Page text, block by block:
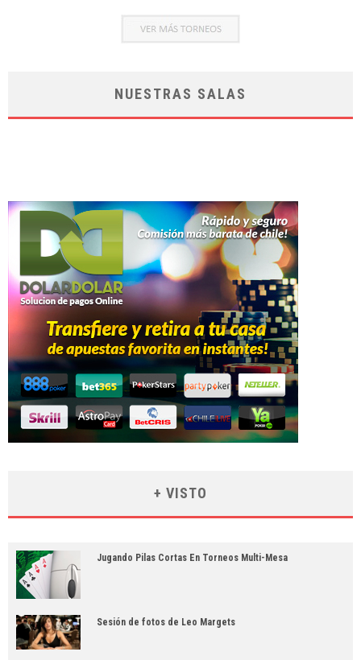
NUESTRAS SALAS
+ VISTO
Jugando Pilas Cortas En Torneos Multi-Mesa
Sesión de fotos de Leo Margets